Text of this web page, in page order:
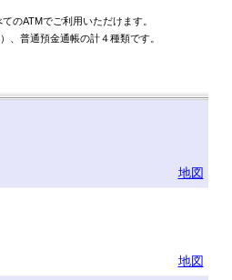
のATMでご利用いただけます。
、普通預金通帳の計４種類です。
地図
地図